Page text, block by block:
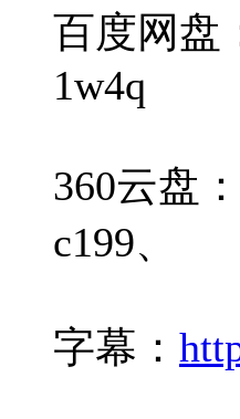
百度网盘
1w4q
360云盘：
c199、
字幕：